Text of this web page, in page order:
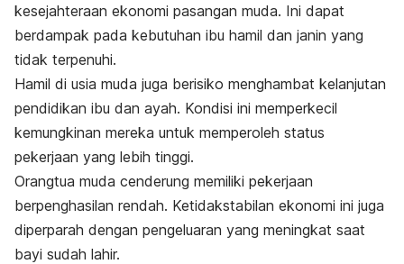
kesejahteraan ekonomi pasangan muda. Ini dapat
berdampak pada kebutuhan ibu hamil dan janin yang
tidak terpenuhi.
Hamil di usia muda juga berisiko menghambat kelanjutan
pendidikan ibu dan ayah. Kondisi ini memperkecil
kemungkinan mereka untuk memperoleh status
pekerjaan yang lebih tinggi.
Orangtua muda cenderung memiliki pekerjaan
berpenghasilan rendah. Ketidakstabilan ekonomi ini juga
diperparah dengan pengeluaran yang meningkat saat
bayi sudah lahir.